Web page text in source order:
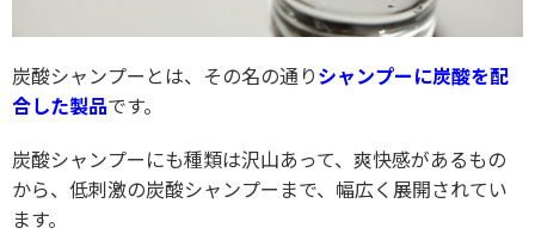
炭酸シャンプーとは、その名の通りシャンプーに炭酸を配
合した製品です。
炭酸シャンプーにも種類は沢山あって、爽快感があるもの
から、低刺激の炭酸シャンプーまで、幅広く展開されてい
ます。